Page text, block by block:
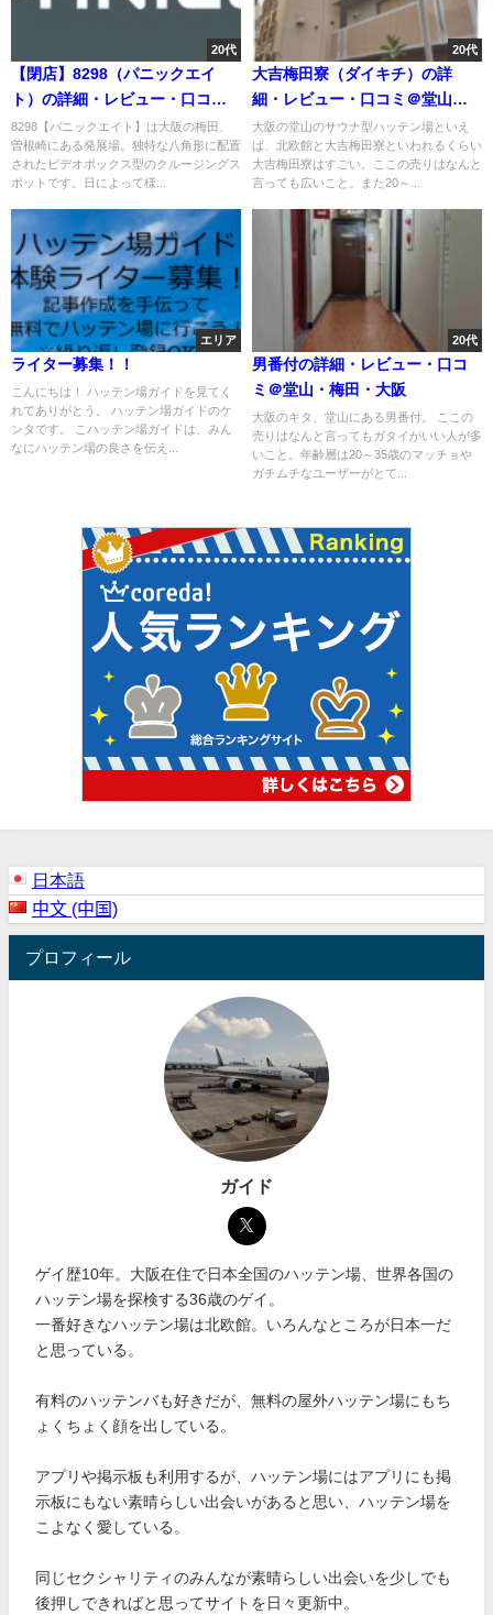
20代
【閉店】8298（パニックエイ
ト）の詳細・レビュー・口コミ
＠曽根崎・梅田・大阪
8298【パニックエイト】は大阪の梅田、
曽根崎にある発展場。独特な八角形に配置
されたビデオボックス型のクルージングス
ポットです。日によって様...
20代
大吉梅田寮（ダイキチ）の詳
細・レビュー・口コミ＠堂山・
梅田・大阪
大阪の堂山のサウナ型ハッテン場といえ
ば、北欧館と大吉梅田寮といわれるくらい
大吉梅田寮はすごい。ここの売りはなんと
言っても広いこと。また20～...
エリア
ライター募集！！
こんにちは！ ハッテン場ガイドを見てく
れてありがとう。 ハッテン場ガイドのケ
ンタです。 こハッテン場ガイドは、みん
なにハッテン場の良さを伝え...
20代
男番付の詳細・レビュー・口コ
ミ＠堂山・梅田・大阪
大阪のキタ、堂山にある男番付。 ここの
売りはなんと言ってもガタイがいい人が多
いこと。年齢層は20～35歳のマッチョや
ガチムチなユーザーがとて...
日本語
中文 (中国)
プロフィール
ガイド
ゲイ歴10年。大阪在住で日本全国のハッテン場、世界各国の
ハッテン場を探検する36歳のゲイ。
一番好きなハッテン場は北欧館。いろんなところが日本一だ
と思っている。
有料のハッテンバも好きだが、無料の屋外ハッテン場にもち
ょくちょく顔を出している。
アプリや掲示板も利用するが、ハッテン場にはアプリにも掲
示板にもない素晴らしい出会いがあると思い、ハッテン場を
こよなく愛している。
同じセクシャリティのみんなが素晴らしい出会いを少しでも
後押しできればと思ってサイトを日々更新中。